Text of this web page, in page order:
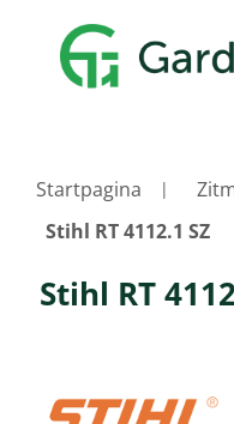
Startpagina
Stihl RT 4112.1 SZ
Stihl RT